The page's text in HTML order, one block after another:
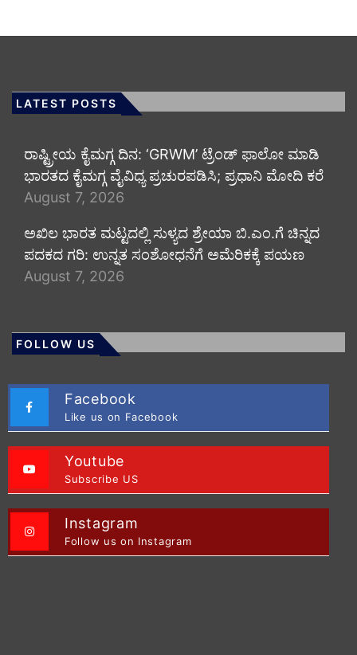
LATEST POSTS
ರಾಷ್ಟ್ರೀಯ ಕೈಮಗ್ಗ ದಿನ: ‘GRWM’ ಟ್ರೆಂಡ್ ಫಾಲೋ ಮಾಡಿ
ಭಾರತದ ಕೈಮಗ್ಗ ವೈವಿಧ್ಯ ಪ್ರಚುರಪಡಿಸಿ; ಪ್ರಧಾನಿ ಮೋದಿ ಕರೆ
August 7, 2026
ಅಖಿಲ ಭಾರತ ಮಟ್ಟದಲ್ಲಿ ಸುಳ್ಯದ ಶ್ರೇಯಾ ಬಿ.ಎಂ.ಗೆ ಚಿನ್ನದ
ಪದಕದ ಗರಿ: ಉನ್ನತ ಸಂಶೋಧನೆಗೆ ಅಮೆರಿಕಕ್ಕೆ ಪಯಣ
August 7, 2026
FOLLOW US
Facebook
Like us on Facebook
Youtube
Subscribe US
Instagram
Follow us on Instagram